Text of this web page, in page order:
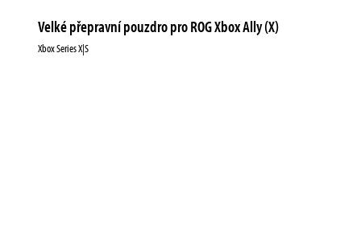
Velké přepravní pouzdro pro ROG Xbox Ally (X)
Xbox Series X|S